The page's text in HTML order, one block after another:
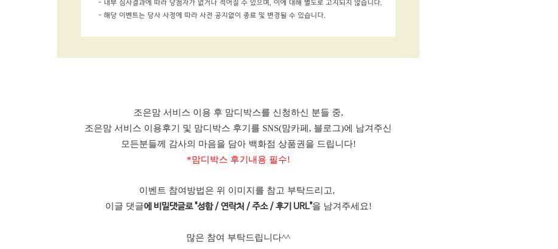
조은맘 서비스 이용 후 맘디박스를 신청하신 분들 중,
조은맘 서비스 이용후기 및 맘디박스 후기를 SNS(맘카페, 블로그)에 남겨주신
모든분들께 감사의 마음을 담아 백화점 상품권을 드립니다!
*맘디박스 후기내용 필수!
이벤트 참여방법은 위 이미지를 참고 부탁드리고,
이글 댓글에 비밀댓글로 "성함 / 연락처 / 주소 / 후기 URL"을 남겨주세요!
많은 참여 부탁드립니다^^